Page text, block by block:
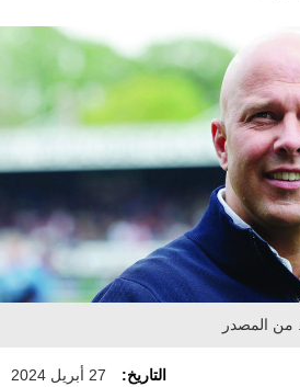
من المصدر
التاريخ: 27 أبريل 2024